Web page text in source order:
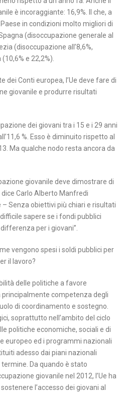
è incoraggiante: 16,9%. Il che, a
in condizioni molto migliori di
(disoccupazione generale al
(disoccupazione all’8,6%,
e 22,2%).
dei Conti europea, l’Ue deve fare di
giovanile e produrre risultati
dei giovani tra i 15 e i 29 anni
%. Esso è diminuito rispetto al
Ma qualche nodo resta ancora da
giovanile deve dimostrare di
Carlo Alberto Manfredi
Senza obiettivi più chiari e risultati
sapere se i fondi pubblici
per i giovani”.
vengono spesi i soldi pubblici per
il lavoro?
delle politiche a favore
principalmente competenza degli
di coordinamento e sostegno.
soprattutto nell’ambito del ciclo
politiche economiche, sociali e di
europeo ed i programmi nazionali
adesso dai piani nazionali
Da quando è stato
giovanile nel 2012, l’Ue ha
l’accesso dei giovani al